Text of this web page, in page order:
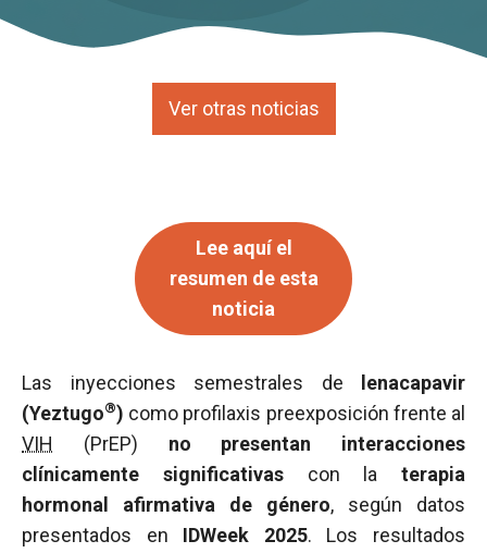
Ver otras noticias
Lee aquí el
resumen de esta
noticia
Las inyecciones semestrales de
lenacapavir
(Yeztugo®) como profilaxis preexposición frente al
VIH (PrEP) no presentan interacciones
clínicamente significativascon la terapia
hormonal afirmativa de género, según datos
presentados en IDWeek 2025. Los resultados